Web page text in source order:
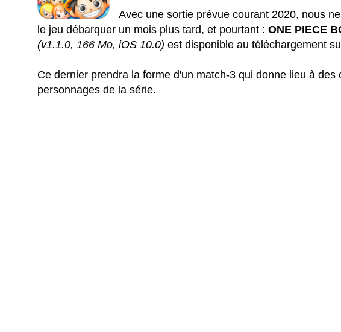
Avec une sortie prévue courant 2020, nous
le jeu débarquer un mois plus tard, et pourtant : ONE PIECE
(v1.1.0, 166 Mo, iOS 10.0)est disponible au téléchargement
Ce dernier prendra la forme d'un match-3 qui donne lieu à
personnages de la série.